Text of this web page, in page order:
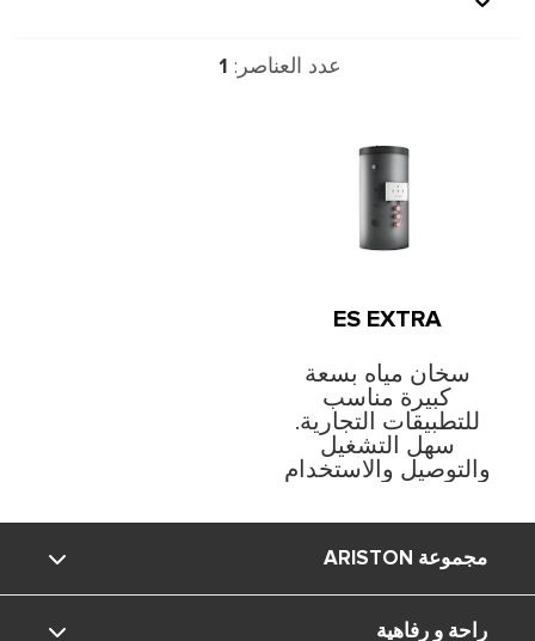
عدد العناصر: 1
ES EXTRA
سخان مياه بسعة
كبيرة مناسب
للتطبيقات التجارية.
سهل التشغيل
والتوصيل والاستخدام
مسبقًا والفحص
مجموعة ARISTON
راحة و رفاهية